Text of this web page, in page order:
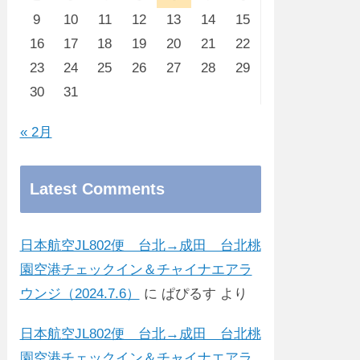
9
10 11 12 13 14
15
16
17 18 19 20 21
22
23
24 25 26 27 28
29
30
31
« 2月
Latest Comments
日本航空JL802便 台北→成田 台北桃
園空港チェックイン＆チャイナエアラ
ウンジ（2024.7.6）
に ぱぴるす より
日本航空JL802便 台北→成田 台北桃